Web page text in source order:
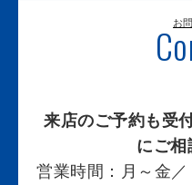
お
来店のご予約も受
にご相
営業時間：
月～金